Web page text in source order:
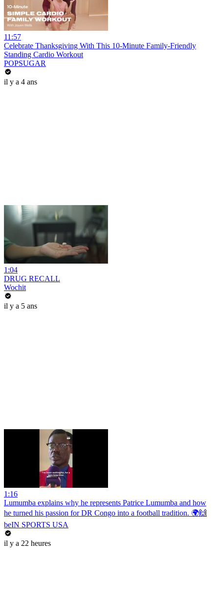
11:57
Celebrate Thanksgiving With This 10-Minute Family-Friendly
Standing Cardio Workout
POPSUGAR
il y a 4 ans
1:04
DRUG RECALL
Wochit
il y a 5 ans
1:16
Lumumba explains why he represents Patrice Lumumba and how
he turned his passion for DR Congo into a football tradition. 🌍🙌
beIN SPORTS USA
il y a 22 heures